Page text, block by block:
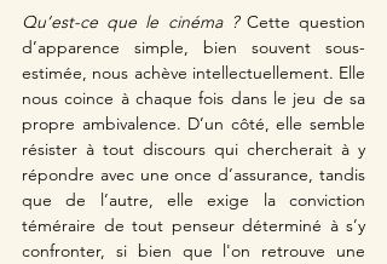
Qu’est-ce que le cinéma ? Cette question
d’apparence simple, bien souvent sous-
estimée, nous achève intellectuellement. Elle
nous coince à chaque fois dans le jeu de sa
propre ambivalence. D’un côté, elle semble
résister à tout discours qui chercherait à y
répondre avec une once d’assurance, tandis
que de l’autre, elle exige la conviction
téméraire de tout penseur déterminé à s’y
confronter, si bien que l'on retrouve une